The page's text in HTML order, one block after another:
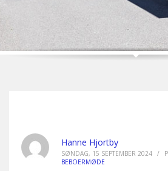
Hanne Hjortby
SØNDAG, 15 SEPTEMBER 2024 /
BEBOERMØDE